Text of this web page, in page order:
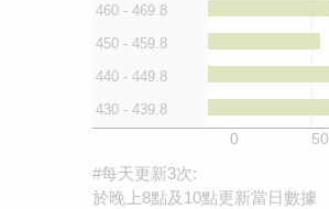
460 - 469.8
450 - 459.8
440 - 449.8
430 - 439.8
0 50
#每天更新3次:
於晚上8點及10點更新當日數據